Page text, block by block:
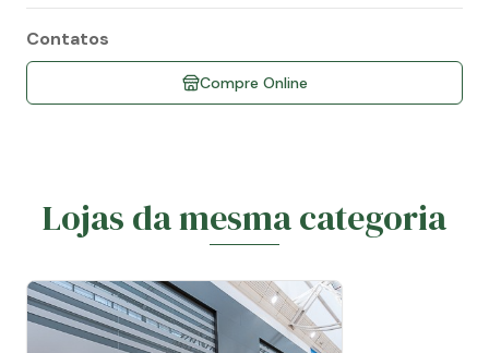
Contatos
Compre Online
Lojas da mesma categoria